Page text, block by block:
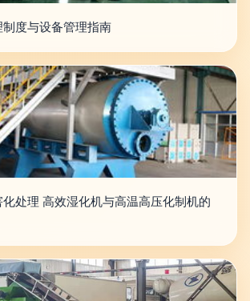
度与设备管理指南
处理 高效湿化机与高温高压化制机的